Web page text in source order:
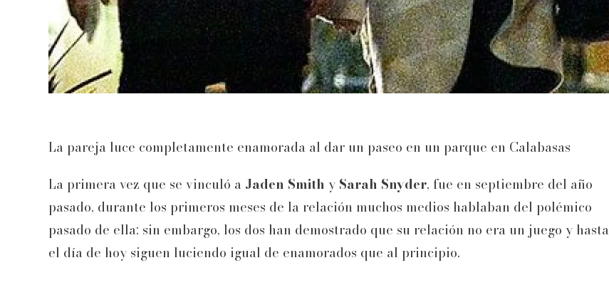
La pareja luce completamente enamorada al dar un paseo en un parque en Calabasas
La primera vez que se vinculó a Jaden Smith y Sarah Snyder, fue en septiembre del año
pasado, durante los primeros meses de la relación muchos medios hablaban del polémico
pasado de ella; sin embargo, los dos han demostrado que su relación no era un juego y hasta
el día de hoy siguen luciendo igual de enamorados que al principio.